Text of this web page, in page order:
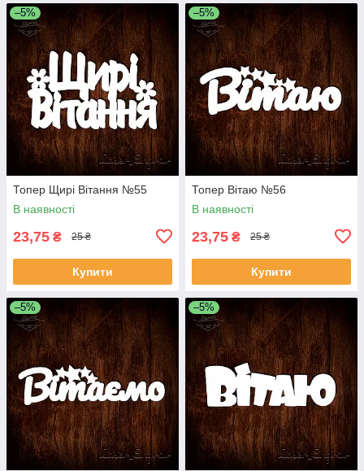
–5%
Топер Щирі Вітання №55
В наявності
23,75 ₴ 25 ₴
Купити
–5%
Топер Вітаю №56
В наявності
23,75 ₴ 25 ₴
Купити
–5% –5%